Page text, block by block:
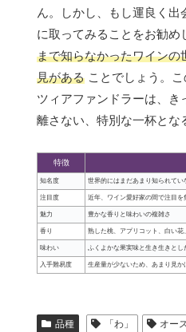
ん。しかし、もし運良く
に取ってみることをお勧め
まで知らなかったワインの
見がある ことでしょう。
ツィアファンドラーは、き
離さない、特別な一杯とな
特徴
知名度 世界的にはまだあまり知られてい
注目度 近年、ワイン愛好家の間で注目を
魅力 豊かな香りと味わいの複雑さ
香り 熟した桃、アプリコット、白い花
味わい ふくよかな果実味と生き生きと
入手難易度 生産量が少ないため、あまり見か
品種 「わ」
オー